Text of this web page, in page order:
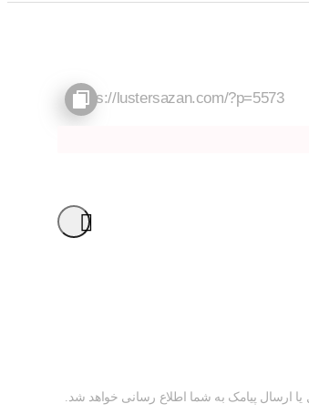
ارسال پیامک به شما اطلاع رسانی خواهد شد.